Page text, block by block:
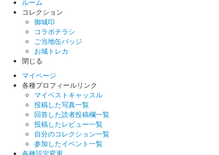
姫路城 御城印
配布終了
JR西日本のまるっとひょうご夏の体験デジタルパスで姫路城に
入城した方限定で、姫路城とJR西日本がコラボした特別御城印
をプレゼント。
姫路城 御城印 令和六年夏の陣
販売終了
コレクション
御城印
コラボチラシ
ご当地缶バッジ
お城トレカ
閉じる
マイページ
各種プロフィールリンク
マイベストキャッスル
投稿した写真一覧
回答した読者投稿欄一覧
投稿したレビュー一覧
自分のコレクション一覧
参加したイベント一覧
各種設定変更